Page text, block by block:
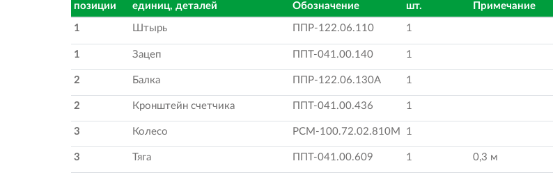
позиции
единиц, деталей
Обозначение
шт.
Примечание
1 Штырь ППР-122.06.110 1
1 Зацеп ППТ-041.00.140 1
2 Балка ППР-122.06.130А 1
2 Кронштейн счетчика ППТ-041.00.436 1
3 Колесо РСМ-100.72.02.810М 1
3 Тяга ППТ-041.00.609 1 0,3 м